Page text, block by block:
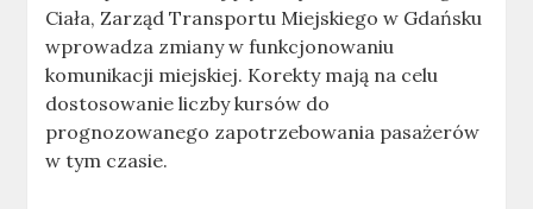
Ciała, Zarząd Transportu Miejskiego w Gdańsku
wprowadza zmiany w funkcjonowaniu
komunikacji miejskiej. Korekty mają na celu
dostosowanie liczby kursów do
prognozowanego zapotrzebowania pasażerów
w tym czasie.